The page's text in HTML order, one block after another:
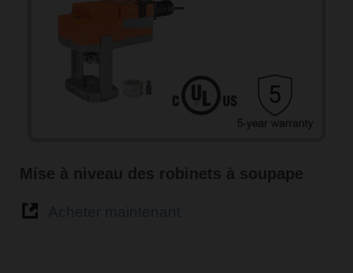
Mise à niveau des robinets à soupape